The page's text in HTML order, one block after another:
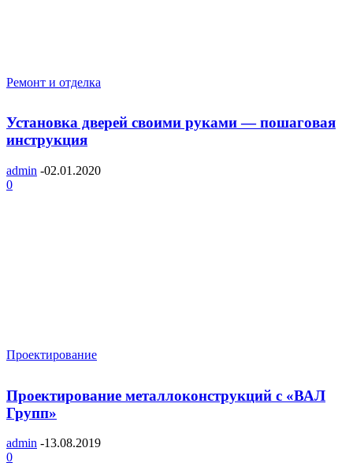
Ремонт и отделка
Установка дверей своими руками — пошаговая
инструкция
admin -02.01.2020
0
Проектирование
Проектирование металлоконструкций с «ВАЛ
Групп»
admin -13.08.2019
0